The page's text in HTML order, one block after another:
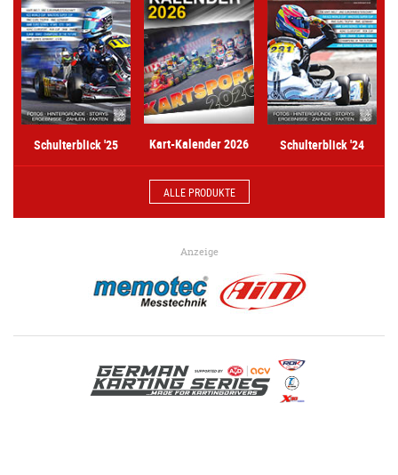
Schulterblick '25 Kart-Kalender 2026 Schulterblick '24
ALLE PRODUKTE
Anzeige